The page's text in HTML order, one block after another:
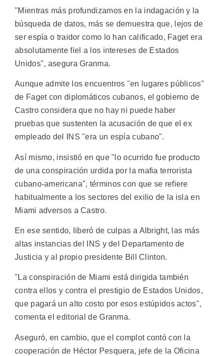
"Mientras más profundizamos en la indagación y la
búsqueda de datos, más se demuestra que, lejos de
ser espía o traidor como lo han calificado, Faget era
absolutamente fiel a los intereses de Estados
Unidos", asegura Granma.
Aunque admite los encuentros "en lugares públicos"
de Faget con diplomáticos cubanos, el gobierno de
Castro considera que no hay ni puede haber
pruebas que sustenten la acusación de que el ex
empleado del INS "era un espía cubano".
Así mismo, insistió en que "lo ocurrido fue producto
de una conspiración urdida por la mafia terrorista
cubano-americana", términos con que se refiere
habitualmente a los sectores del exilio de la isla en
Miami adversos a Castro.
En ese sentido, liberó de culpas a Albright, las más
altas instancias del INS y del Departamento de
Justicia y al propio presidente Bill Clinton.
"La conspiración de Miami está dirigida también
contra ellos y contra el prestigio de Estados Unidos,
que pagará un alto costo por esos estúpidos actos",
comenta el editorial de Granma.
Aseguró, en cambio, que el complot contó con la
cooperación de Héctor Pesquera, jefe de la Oficina